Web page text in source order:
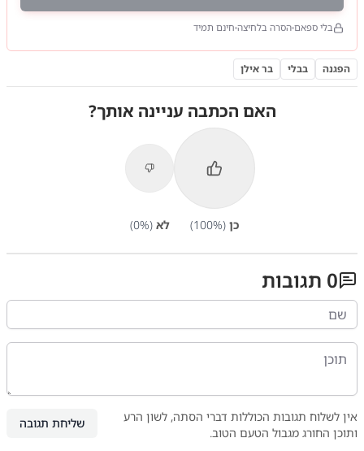
בלי ספאם הסרה בלחיצה חינם תמיד
הפגנה בבלי בר אילן
האם הכתבה עניינה אותך?
כן (
100%) לא (
0%)
0 תגובות
אין לשלוח תגובות הכוללות דברי הסתה, לשון הרע
ותוכן החורג מגבול הטעם הטוב.
שליחת תגובה